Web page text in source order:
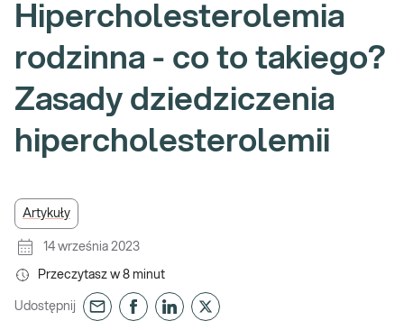
Hipercholesterolemia
rodzinna - co to takiego?
Zasady dziedziczenia
hipercholesterolemii
Artykuły
14 września 2023
Przeczytasz w 8 minut
Udostępnij